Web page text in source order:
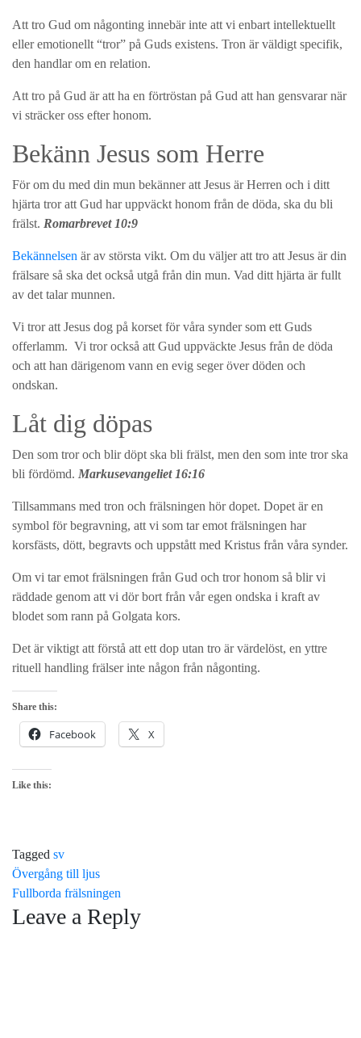
Att tro Gud om någonting innebär inte att vi enbart intellektuellt
eller emotionellt “tror” på Guds existens. Tron är väldigt specifik,
den handlar om en relation.
Att tro på Gud är att ha en förtröstan på Gud att han gensvarar när
vi sträcker oss efter honom.
Bekänn Jesus som Herre
För om du med din mun bekänner att Jesus är Herren och i ditt
hjärta tror att Gud har uppväckt honom från de döda, ska du bli
frälst. Romarbrevet 10:9
Bekännelsen är av största vikt. Om du väljer att tro att Jesus är din
frälsare så ska det också utgå från din mun. Vad ditt hjärta är fullt
av det talar munnen.
Vi tror att Jesus dog på korset för våra synder som ett Guds
offerlamm. Vi tror också att Gud uppväckte Jesus från de döda
och att han därigenom vann en evig seger över döden och
ondskan.
Låt dig döpas
Den som tror och blir döpt ska bli frälst, men den som inte tror ska
bli fördömd. Markusevangeliet 16:16
Tillsammans med tron och frälsningen hör dopet. Dopet är en
symbol för begravning, att vi som tar emot frälsningen har
korsfästs, dött, begravts och uppstått med Kristus från våra synder.
Om vi tar emot frälsningen från Gud och tror honom så blir vi
räddade genom att vi dör bort från vår egen ondska i kraft av
blodet som rann på Golgata kors.
Det är viktigt att förstå att ett dop utan tro är värdelöst, en yttre
rituell handling frälser inte någon från någonting.
Share this:
Facebook X
Like this:
Tagged sv
Post
navigation
Övergång till ljus
Fullborda frälsningen
Leave a Reply